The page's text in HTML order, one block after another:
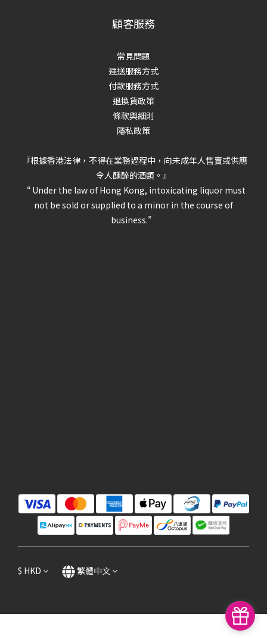
顧客服務
常見問題
運送服務方式
付款服務方式
退換貨政策
條款與細則
隱私政策
『根據香港法律，不得在業務過程中，向未成年人售賣或供應
令人醺醉的酒類。』
“ Under the law of Hong Kong, intoxicating liquor must
not be sold or supplied to a minor in the course of
business.”
$ HKD 繁體中文